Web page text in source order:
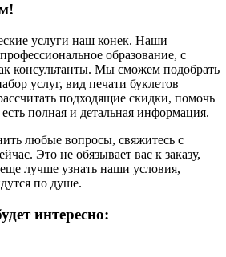
услуги наш конек. Наши
образование, с
консультанты. Мы сможем подобрать
услуг, вид печати буклетов
подходящие скидки, помочь
полная и детальная информация.
любые вопросы, свяжитесь с
Это не обязывает вас к заказу,
лучше узнать наши условия,
по душе.
интересно: